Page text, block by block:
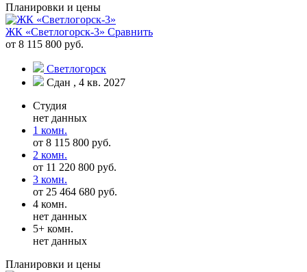
Планировки и цены
ЖК «Светлогорск-3» Сравнить
от 8 115 800 руб.
Светлогорск
Сдан , 4 кв. 2027
Студия
нет данных
1 комн.
от 8 115 800 руб.
2 комн.
от 11 220 800 руб.
3 комн.
от 25 464 680 руб.
4 комн.
нет данных
5+ комн.
нет данных
Планировки и цены